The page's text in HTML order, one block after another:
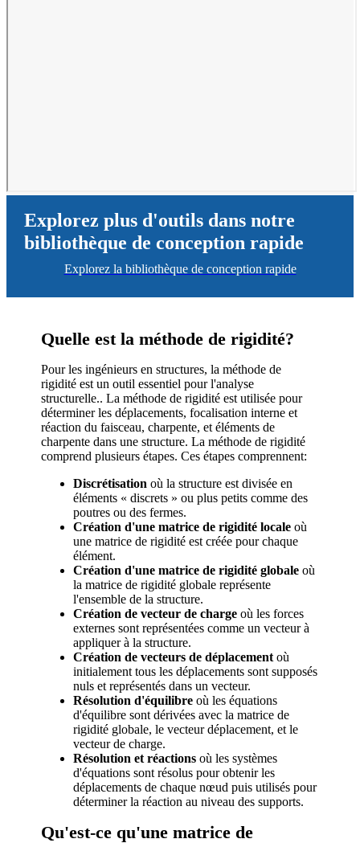
Explorez plus d'outils dans notre
bibliothèque de conception rapide
Explorez la bibliothèque de conception rapide
Quelle est la méthode de rigidité?
Pour les ingénieurs en structures, la méthode de
rigidité est un outil essentiel pour l'analyse
structurelle.. La méthode de rigidité est utilisée pour
déterminer les déplacements, focalisation interne et
réaction du faisceau, charpente, et éléments de
charpente dans une structure. La méthode de rigidité
comprend plusieurs étapes. Ces étapes comprennent:
Discrétisation où la structure est divisée en
éléments « discrets » ou plus petits comme des
poutres ou des fermes.
Création d'une matrice de rigidité locale où
une matrice de rigidité est créée pour chaque
élément.
Création d'une matrice de rigidité globale où
la matrice de rigidité globale représente
l'ensemble de la structure.
Création de vecteur de charge où les forces
externes sont représentées comme un vecteur à
appliquer à la structure.
Création de vecteurs de déplacement où
initialement tous les déplacements sont supposés
nuls et représentés dans un vecteur.
Résolution d'équilibre où les équations
d'équilibre sont dérivées avec la matrice de
rigidité globale, le vecteur déplacement, et le
vecteur de charge.
Résolution et réactions où les systèmes
d'équations sont résolus pour obtenir les
déplacements de chaque nœud puis utilisés pour
déterminer la réaction au niveau des supports.
Qu'est-ce qu'une matrice de